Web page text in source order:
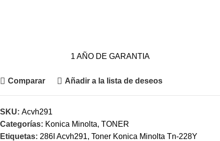
1 AÑO DE GARANTIA
Comparar Añadir a la lista de deseos
SKU: Acvh291
Categorías: Konica Minolta, TONER
Etiquetas: 286I Acvh291, Toner Konica Minolta Tn-228Y